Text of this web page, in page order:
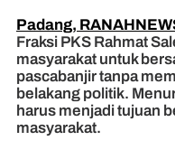
Padang,
Fraksi PKS Rahmat
masyarakat untuk
pascabanjir tanpa
belakang politik.
harus menjadi tujuan
masyarakat.